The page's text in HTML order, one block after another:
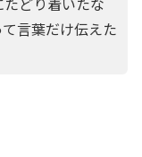
言葉だけ伝えた